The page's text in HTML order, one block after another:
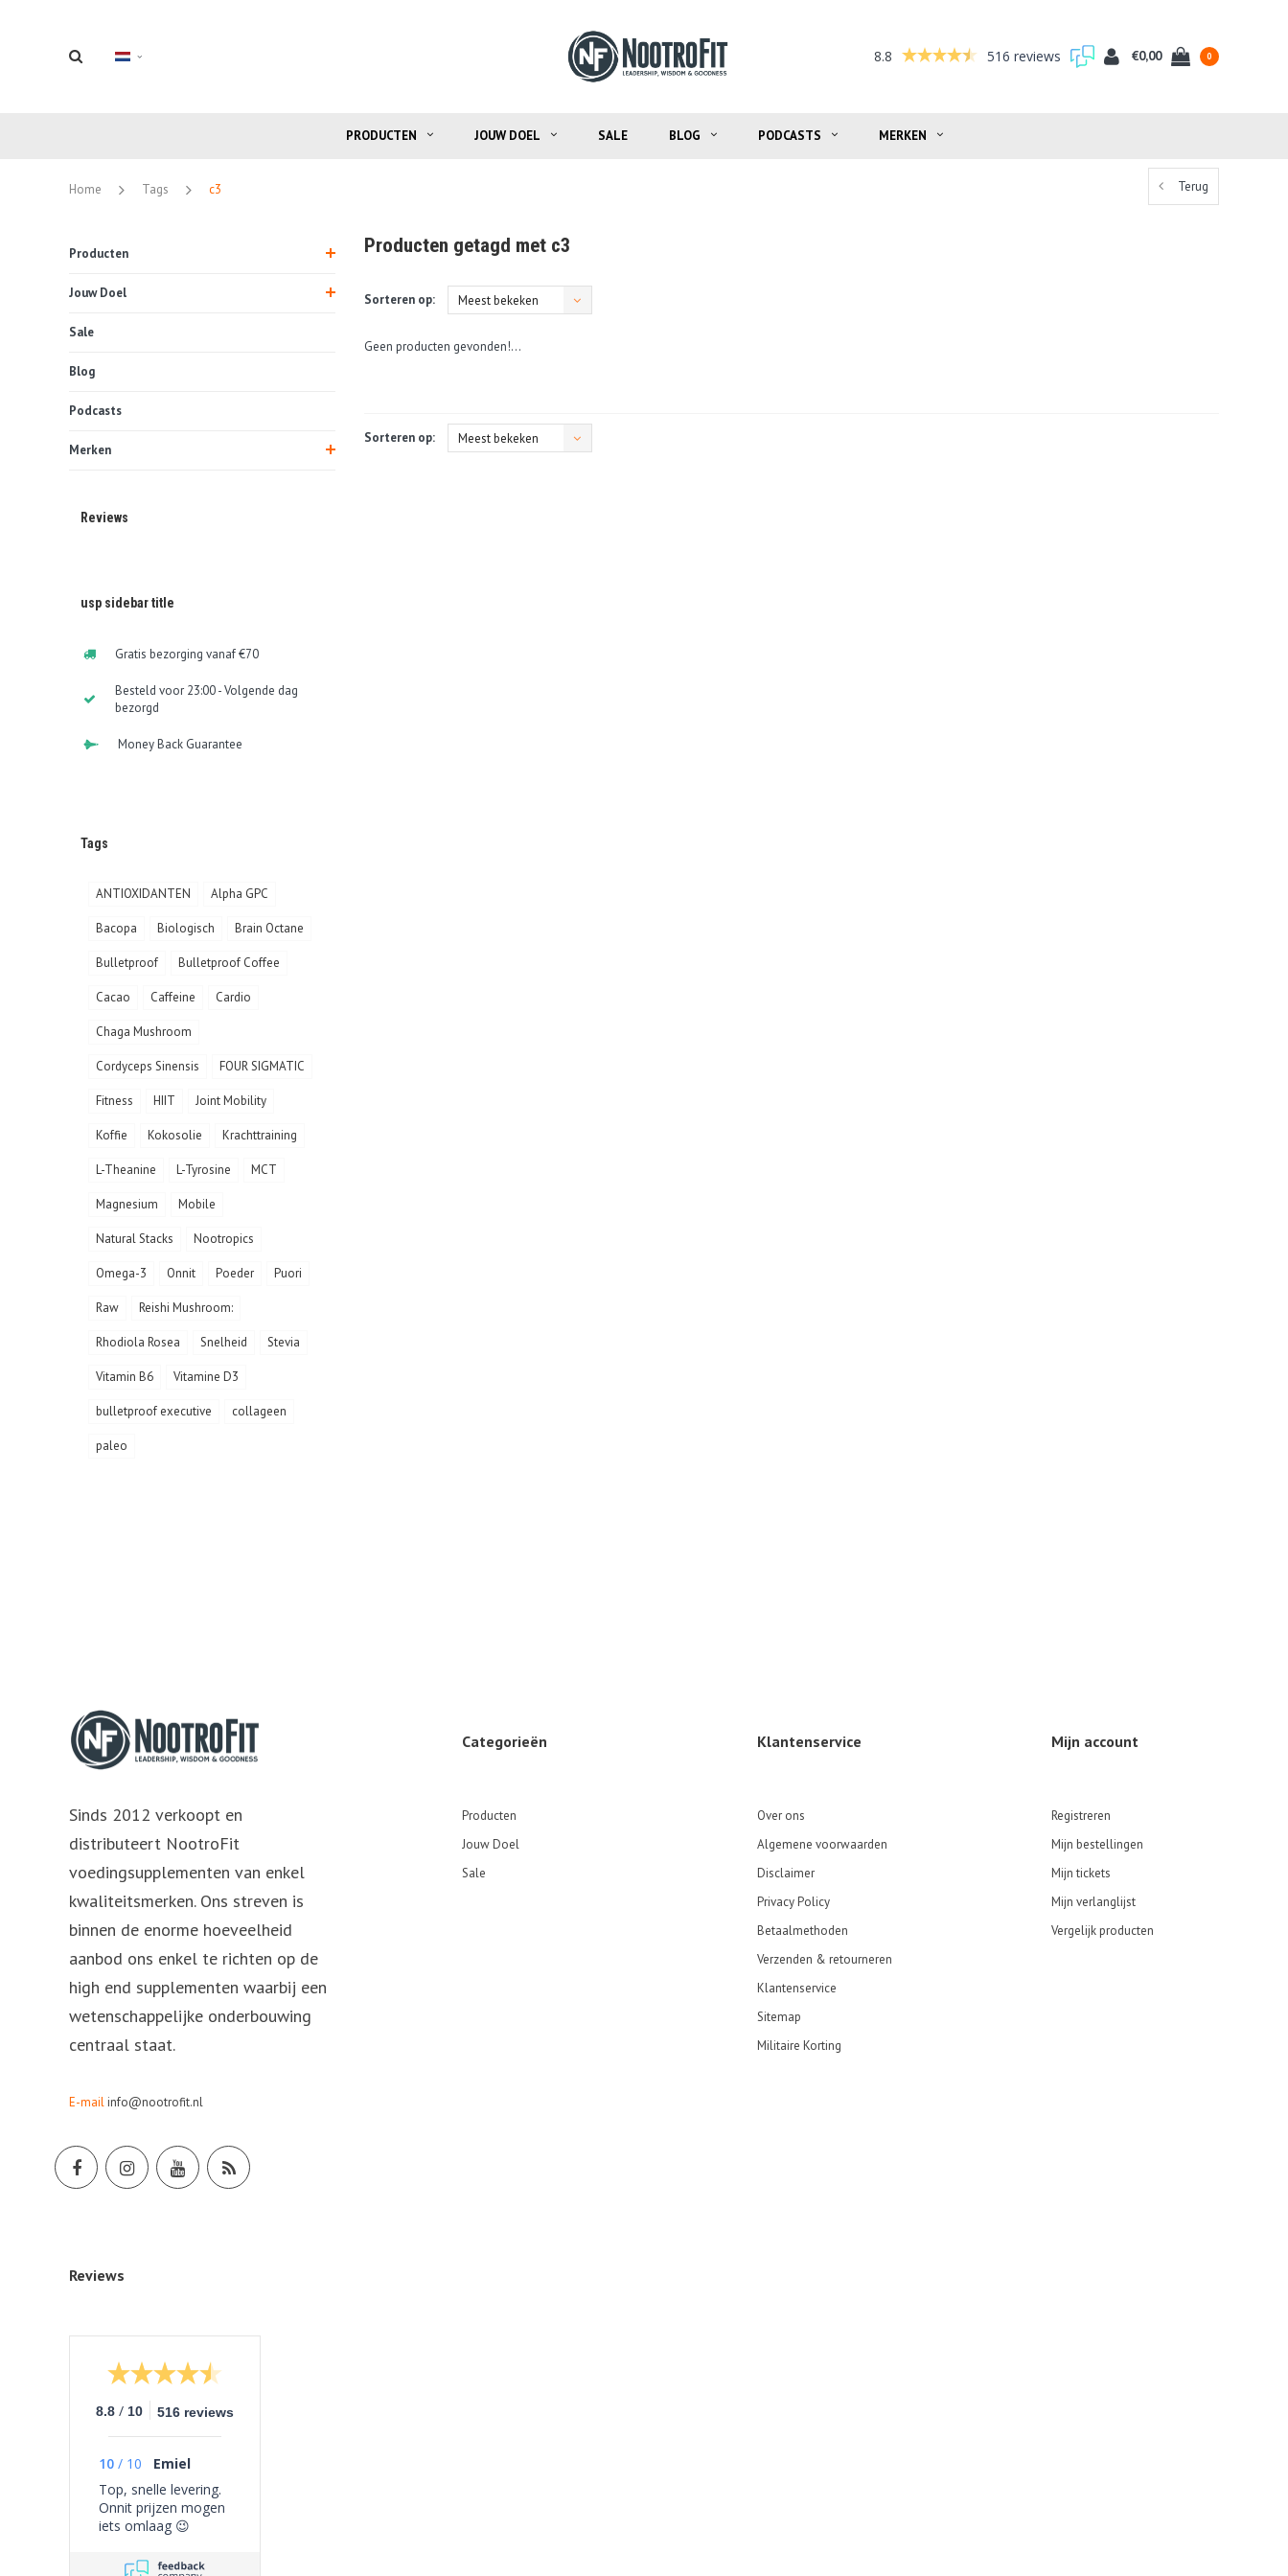
8.8 516 reviews €0,00 0
PRODUCTEN JOUW DOEL SALE BLOG PODCASTS MERKEN
Home Tags c3 Terug
Producten
Jouw Doel
Sale
Blog
Podcasts
Merken
Reviews
usp sidebar title
Gratis bezorging vanaf €70
Besteld voor 23:00 - Volgende dag
bezorgd
Money Back Guarantee
Tags
ANTIOXIDANTEN Alpha GPC
Bacopa Biologisch Brain Octane
Bulletproof Bulletproof Coffee
Cacao Caffeine Cardio
Chaga Mushroom
Cordyceps Sinensis FOUR SIGMATIC
Fitness HIIT Joint Mobility
Koffie Kokosolie Krachttraining
L-Theanine L-Tyrosine MCT
Magnesium Mobile
Natural Stacks Nootropics
Omega-3 Onnit Poeder Puori
Raw Reishi Mushroom:
Rhodiola Rosea Snelheid Stevia
Vitamin B6 Vitamine D3
bulletproof executive collageen
paleo
Producten getagd met c3
Sorteren op: Meest bekeken
Geen producten gevonden!...
Sorteren op: Meest bekeken
Sinds 2012 verkoopt en
distributeert NootroFit
voedingsupplementen van enkel
kwaliteitsmerken. Ons streven is
binnen de enorme hoeveelheid
aanbod ons enkel te richten op de
high end supplementen waarbij een
wetenschappelijke onderbouwing
centraal staat.
E-mailinfo@nootrofit.nl
Categorieën
Producten
Jouw Doel
Sale
Klantenservice
Over ons
Algemene voorwaarden
Disclaimer
Privacy Policy
Betaalmethoden
Verzenden & retourneren
Klantenservice
Sitemap
Militaire Korting
Mijn account
Registreren
Mijn bestellingen
Mijn tickets
Mijn verlanglijst
Vergelijk producten
Reviews
8.8 / 10 516 reviews
10 / 10
Emiel
Top, snelle levering.
Onnit prijzen mogen
iets omlaag 😉